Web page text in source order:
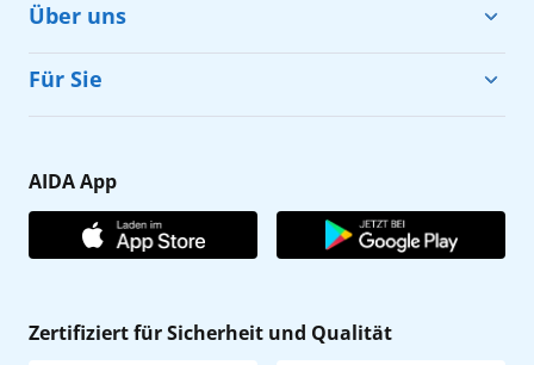
Über uns
Cruise & Help
Karriere
Affiliateprogramm
Verhaltens- & Ethikkodex
Für Sie
Gästefragebogen
AIDA Club
AIDA App
AIDA App
Zertifiziert für Sicherheit und Qualität